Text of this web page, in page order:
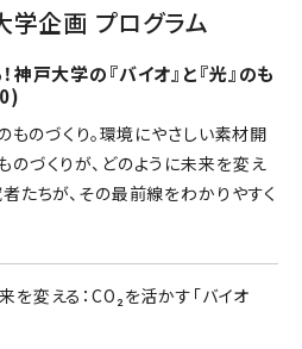
学企画 プログラム
神戸大学の『バイオ』と『光』のも
ものづくり。環境にやさしい素材開
づくりが、どのように未来を変え
たちが、その最前線をわかりやすく
を変える：CO₂を活かす「バイオ